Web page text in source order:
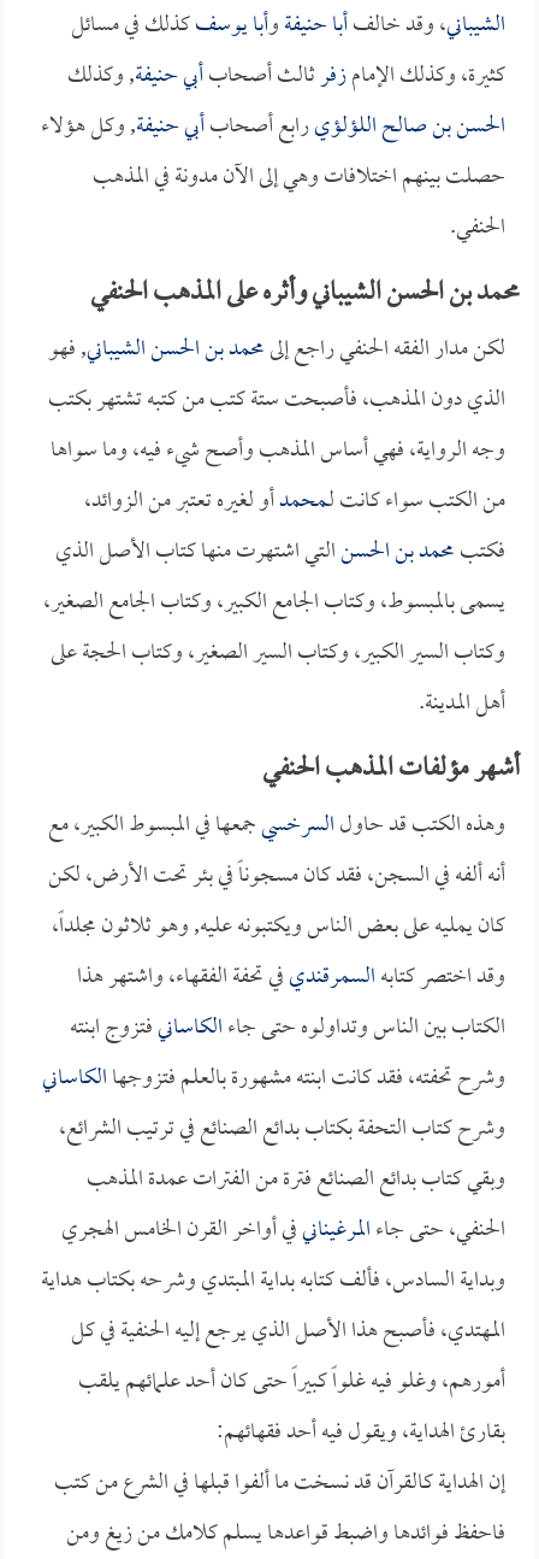
الشيباني، وقد خالفأبا حنيفةوأبا يوسفكذلك في مسائل
كثيرة، وكذلك الإمامزفرثالث أصحابأبي حنيفة, وكذلك
الحسن بن صالح اللؤلؤيرابع أصحابأبي حنيفة, وكل هؤلاء
حصلت بينهم اختلافات وهي إلى الآن مدونة في المذهب
الحنفي.
محمد بن الحسن الشيباني وأثره على المذهب الحنفي
لكن مدار الفقه الحنفي راجع إلىمحمد بن الحسن الشيباني, فهو
الذي دون المذهب، فأصبحت ستة كتب من كتبه تشتهر بكتب
وجه الرواية، فهي أساس المذهب وأصح شيء فيه، وما سواها
من الكتب سواء كانت لـمحمدأو لغيره تعتبر من الزوائد،
فكتبمحمد بن الحسنالتي اشتهرت منها كتاب الأصل الذي
يسمى بالمبسوط، وكتاب الجامع الكبير، وكتاب الجامع الصغير،
وكتاب السير الكبير، وكتاب السير الصغير، وكتاب الحجة على
أهل المدينة.
أشهر مؤلفات المذهب الحنفي
وهذه الكتب قد حاولالسرخسيجمعها في المبسوط الكبير، مع
أنه ألفه في السجن، فقد كان مسجوناً في بئر تحت الأرض، لكن
كان يمليه على بعض الناس ويكتبونه عليه, وهو ثلاثون مجلداً،
وقد اختصر كتابهالسمرقنديفي تحفة الفقهاء، واشتهر هذا
الكتاب بين الناس وتداولوه حتى جاءالكاسانيفتزوج ابنته
وشرح تحفته، فقد كانت ابنته مشهورة بالعلم فتزوجهاالكاساني
وشرح كتاب التحفة بكتاب بدائع الصنائع في ترتيب الشرائع،
وبقي كتاب بدائع الصنائع فترة من الفترات عمدة المذهب
الحنفي، حتى جاءالمرغينانيفي أواخر القرن الخامس الهجري
وبداية السادس، فألف كتابه بداية المبتدي وشرحه بكتاب هداية
المهتدي، فأصبح هذا الأصل الذي يرجع إليه الحنفية في كل
أمورهم، وغلو فيه غلواً كبيراً حتى كان أحد علمائهم يلقب
بقارئ الهداية، ويقول فيه أحد فقهائهم:
إن الهداية كالقرآن قد نسخت ما ألفوا قبلها في الشرع من كتب
فاحفظ فوائدها واضبط قواعدها يسلم كلامك من زيغ ومن